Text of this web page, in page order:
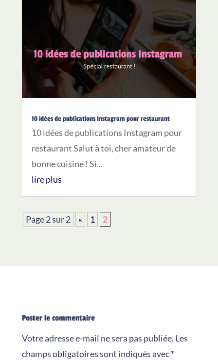
10 idées de publications Instagram pour restaurant
10 idées de publications Instagram pour
restaurant Salut à toi, cher amateur de
bonne cuisine ! Si...
lire plus
Page 2 sur 2 « 1 2
Poster le commentaire
Votre adresse e-mail ne sera pas publiée. Les
champs obligatoires sont indiqués avec*